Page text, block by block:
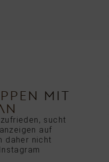
MIT
sucht
auf
daher nicht